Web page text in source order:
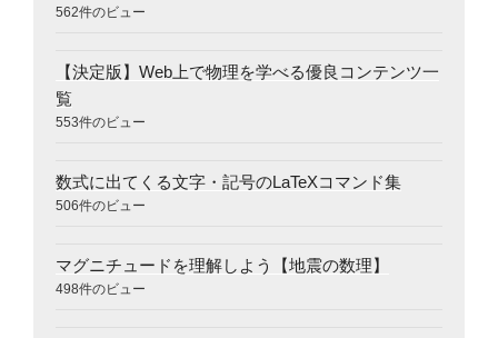
562件のビュー
【決定版】Web上で物理を学べる優良コンテンツ一
覧
553件のビュー
数式に出てくる文字・記号のLaTeXコマンド集
506件のビュー
マグニチュードを理解しよう【地震の数理】
498件のビュー